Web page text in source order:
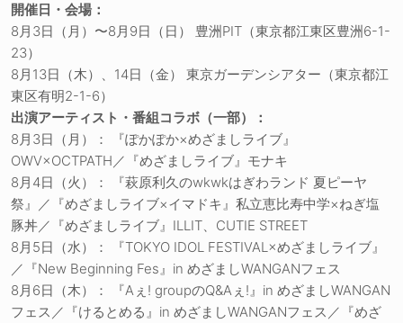
開催日・会場：
8月3日（月）〜8月9日（日） 豊洲PIT（東京都江東区豊洲6-1-
23）
8月13日（木）、14日（金） 東京ガーデンシアター（東京都江
東区有明2-1-6）
出演アーティスト・番組コラボ（一部）：
8月3日（月）： 『ぽかぽか×めざましライブ』
OWV×OCTPATH／『めざましライブ』モナキ
8月4日（火）： 『萩原利久のwkwkはぎわランド 夏ピーヤ
祭』／『めざましライブ×イマドキ』私立恵比寿中学×ねぎ塩
豚丼／『めざましライブ』ILLIT、CUTIE STREET
8月5日（水）： 『TOKYO IDOL FESTIVAL×めざましライブ』
／『New Beginning Fes』in めざましWANGANフェス
8月6日（木）： 『Aぇ! groupのQ&Aぇ!』in めざましWANGAN
フェス／『けるとめる』in めざましWANGANフェス／『めざ